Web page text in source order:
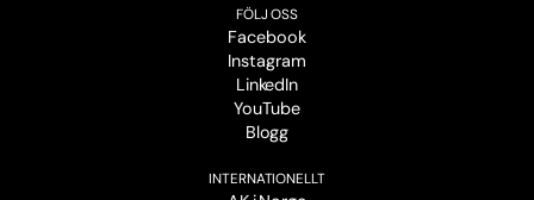
FÖLJ OSS
Facebook
Instagram
LinkedIn
YouTube
Blogg
INTERNATIONELLT